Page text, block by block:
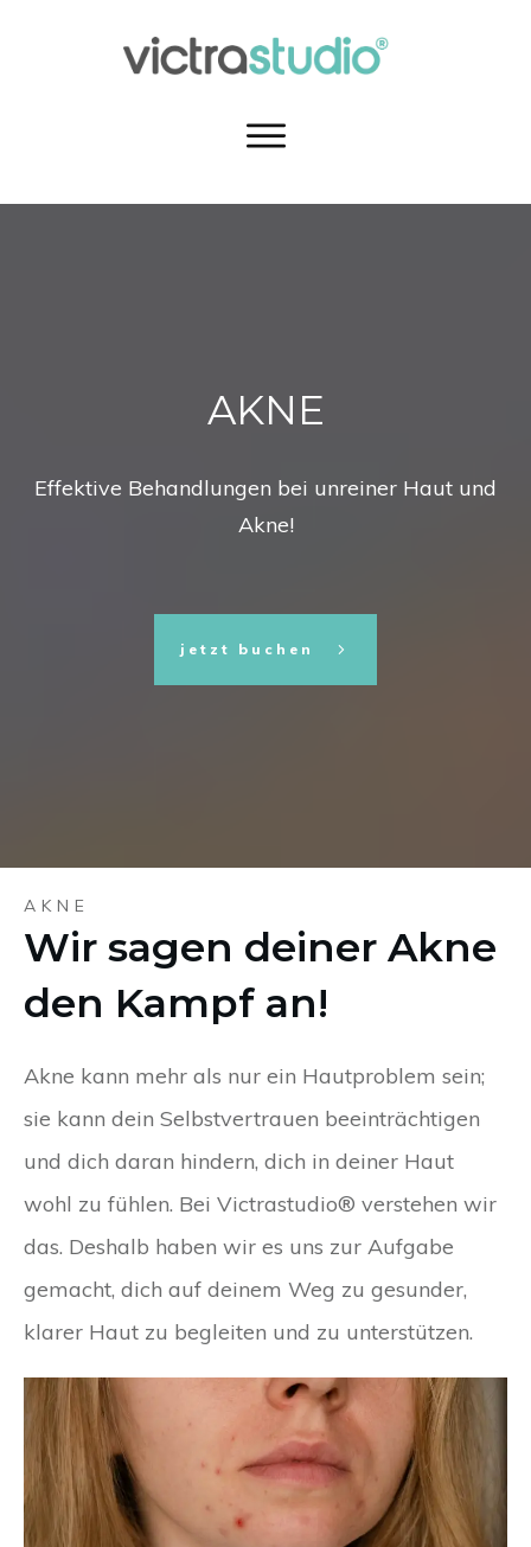
AKNE
Effektive Behandlungen bei unreiner Haut und
Akne!
jetzt buchen
AKNE
Wir sagen deiner Akne
den Kampf an!
Akne kann mehr als nur ein Hautproblem sein;
sie kann dein Selbstvertrauen beeinträchtigen
und dich daran hindern, dich in deiner Haut
wohl zu fühlen. Bei Victrastudio® verstehen wir
das. Deshalb haben wir es uns zur Aufgabe
gemacht, dich auf deinem Weg zu gesunder,
klarer Haut zu begleiten und zu unterstützen.